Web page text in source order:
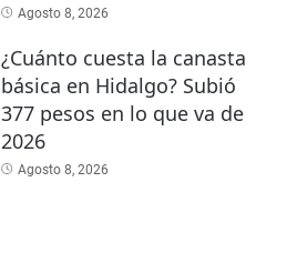
Agosto 8, 2026
¿Cuánto cuesta la canasta
básica en Hidalgo? Subió
377 pesos en lo que va de
2026
Agosto 8, 2026